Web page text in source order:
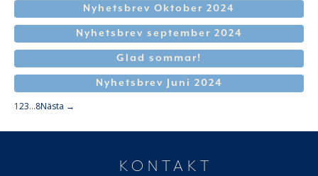
Nyhetsbrev Oktober 2024
Nyhetsbrev september 2024
Glad sommar!
Nyhetsbrev Juni 2024
123…8Nästa →
KONTAKT